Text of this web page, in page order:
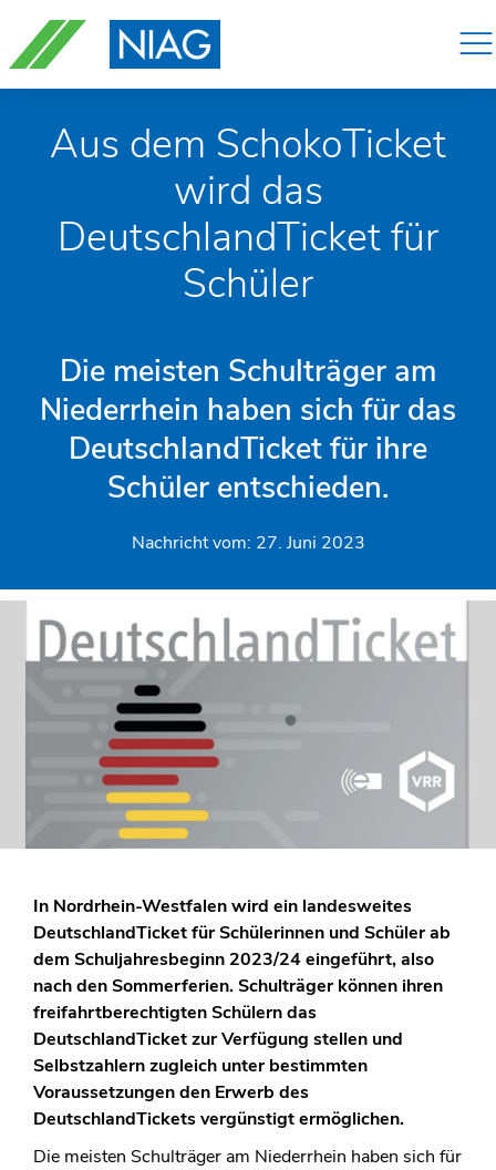
überspringen
Aus dem SchokoTicket
wird das
DeutschlandTicket für
Schüler
Die meisten Schulträger am
Niederrhein haben sich für das
DeutschlandTicket für ihre
Schüler entschieden.
Nachricht vom: 27. Juni 2023
In Nordrhein-Westfalen wird ein landesweites
DeutschlandTicket für Schülerinnen und Schüler ab
dem Schuljahresbeginn 2023/24 eingeführt, also
nach den Sommerferien. Schulträger können ihren
freifahrtberechtigten Schülern das
DeutschlandTicket zur Verfügung stellen und
Selbstzahlern zugleich unter bestimmten
Voraussetzungen den Erwerb des
DeutschlandTickets vergünstigt ermöglichen.
Die meisten Schulträger am Niederrhein haben sich für